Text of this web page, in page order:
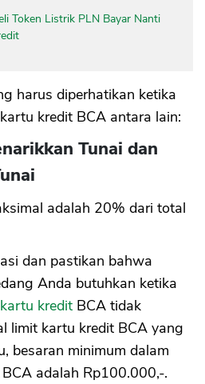
Token Listrik PLN Bayar Nanti
harus diperhatikan ketika
kredit BCA antara lain:
Tunai dan
adalah 20% dari total
dan pastikan bahwa
Anda butuhkan ketika
kredit BCA tidak
limit kartu kredit BCA yang
besaran minimum dalam
adalah Rp100.000,-.